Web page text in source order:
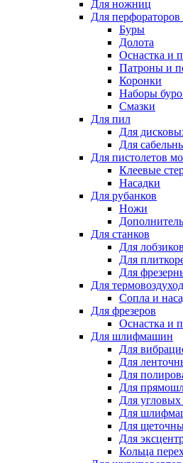
Для ножниц
Для
Буры
Долота
Оснастка и
Патроны и
Коронки
Наборы
Смазки
Для пил
Для
Для
Для пистолетов
Клеевые
Насадки
Для рубанков
Ножи
Для станков
Для
Для
Для
Для
Сопла и
Для фрезеров
Оснастка и
Для шлифмашин
Для
Для
Для
Для
Для
Для
Для
Для
Кольца